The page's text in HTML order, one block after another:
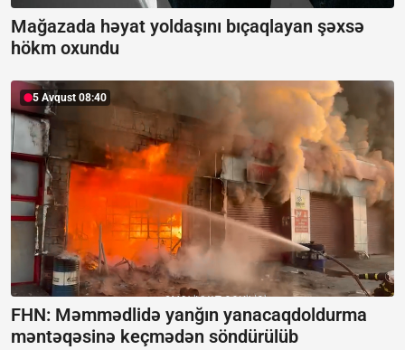
Mağazada həyat yoldaşını bıçaqlayan şəxsə
hökm oxundu
5 Avqust 08:40
FHN: Məmmədlidə yanğın yanacaqdoldurma
məntəqəsinə keçmədən söndürülüb